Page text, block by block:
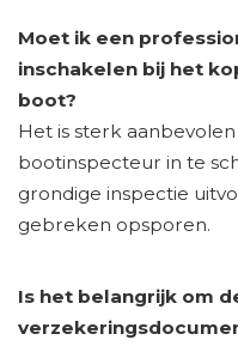
Moet ik een
inschakelen bij het
boot?
Het is sterk
bootinspecteur in te
grondige inspectie
gebreken opsporen.
Is het belangrijk om